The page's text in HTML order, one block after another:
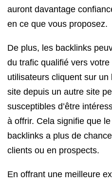
auront davantage
en ce que vous proposez.
De plus, les backlinks
du trafic qualifié vers
utilisateurs cliquent sur
site depuis un autre site
susceptibles d’être
à offrir. Cela signifie que
backlinks a plus de
clients ou en prospects.
En offrant une meilleure